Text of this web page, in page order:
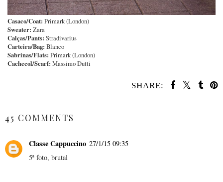
Casaco/Coat: Primark (London)
Sweater: Zara
Calças/Pants: Stradivarius
Carteira/Bag: Blanco
Sabrinas/Flats: Primark (London)
Cachecol/Scarf: Massimo Dutti
SHARE:
45 COMMENTS
Classe Cappuccino 27/1/15 09:35
5ª foto, brutal